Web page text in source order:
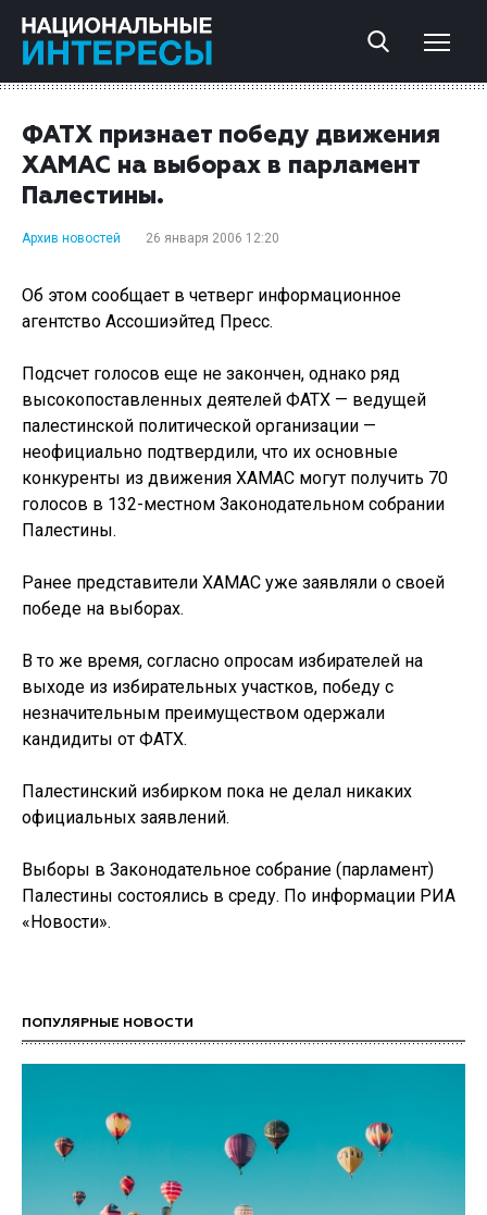
ФАТХ признает победу движения
ХАМАС на выборах в парламент
Палестины.
Архив новостей 26 января 2006 12:20
Об этом сообщает в четверг информационное
агентство Ассошиэйтед Пресс.
Подсчет голосов еще не закончен, однако ряд
высокопоставленных деятелей ФАТХ — ведущей
палестинской политической организации —
неофициально подтвердили, что их основные
конкуренты из движения ХАМАС могут получить 70
голосов в 132-местном Законодательном собрании
Палестины.
Ранее представители ХАМАС уже заявляли о своей
победе на выборах.
В то же время, согласно опросам избирателей на
выходе из избирательных участков, победу с
незначительным преимуществом одержали
кандидиты от ФАТХ.
Палестинский избирком пока не делал никаких
официальных заявлений.
Выборы в Законодательное собрание (парламент)
Палестины состоялись в среду. По информации РИА
«Новости».
ПОПУЛЯРНЫЕ НОВОСТИ